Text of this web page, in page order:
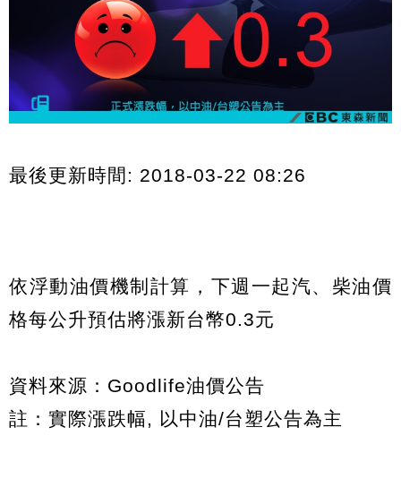
最後更新時間: 2018-03-22 08:26
依浮動油價機制計算，下週一起汽、柴油價
格每公升預估將漲新台幣0.3元
資料來源：Goodlife油價公告
註：實際漲跌幅, 以中油/台塑公告為主